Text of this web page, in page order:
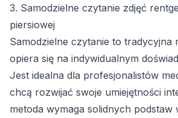
3. Samodzielne czytanie zdjęć
piersiowej
Samodzielne czytanie to tradycyjna
opiera się na indywidualnym
Jest idealna dla profesjonalistów
chcą rozwijać swoje umiejętności
metoda wymaga solidnych podstaw